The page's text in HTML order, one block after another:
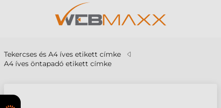
Tekercses és A4 íves etikett címke
A4 íves öntapadó etikett címke